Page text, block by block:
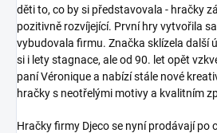
děti to, co by si představovala - hračky
pozitivně rozvíjející. První hry vytvořila
vybudovala firmu. Značka sklízela další
si i lety stagnace, ale od 90. let opět
paní Véronique a nabízí stále nové
hračky s neotřelými motivy a kvalitním
Hračky firmy Djecose nyní prodávají po